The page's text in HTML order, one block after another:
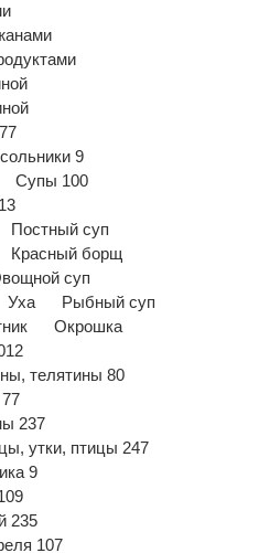
9
Супы 100
Постный суп
Красный борщ
суп
Уха
Рыбный суп
Окрошка
телятины 80
237
утки, птицы 247
9
235
107